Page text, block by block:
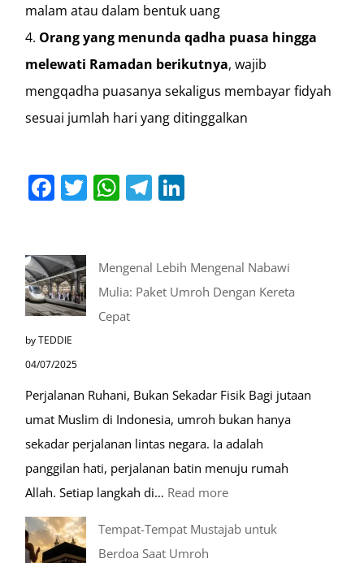
malam atau dalam bentuk uang
Orang yang menunda qadha puasa hingga
melewati Ramadan berikutnya, wajib
mengqadha puasanya sekaligus membayar fidyah
sesuai jumlah hari yang ditinggalkan
Facebook
Twitter
WhatsApp
Telegram
Mengenal Lebih Mengenal Nabawi
Mulia: Paket Umroh Dengan Kereta
Cepat
by TEDDIE
04/07/2025
Perjalanan Ruhani, Bukan Sekadar Fisik Bagi jutaan
umat Muslim di Indonesia, umroh bukan hanya
sekadar perjalanan lintas negara. Ia adalah
panggilan hati, perjalanan batin menuju rumah
Allah. Setiap langkah di… Read more:
Tempat-Tempat Mustajab untuk
Berdoa Saat Umroh